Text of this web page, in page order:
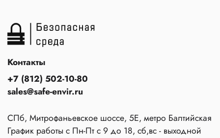
Контакты
+7 (812) 502-10-80
sales@safe-envir.ru
СПб, Митрофаньевское шоссе, 5Е, метро Балтийская
График работы с Пн-Пт с 9 до 18, сб,вс - выходной